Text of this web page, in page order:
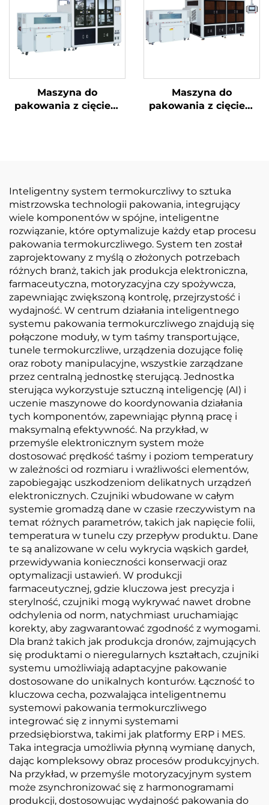
Maszyna do
pakowania z cięciem
Maszyna do
pakowania z cięciem
Inteligentny system termokurczliwy to sztuka
mistrzowska technologii pakowania, integrujący
wiele komponentów w spójne, inteligentne
rozwiązanie, które optymalizuje każdy etap procesu
pakowania termokurczliwego. System ten został
zaprojektowany z myślą o złożonych potrzebach
różnych branż, takich jak produkcja elektroniczna,
farmaceutyczna, motoryzacyjna czy spożywcza,
zapewniając zwiększoną kontrolę, przejrzystość i
wydajność. W centrum działania inteligentnego
systemu pakowania termokurczliwego znajdują się
połączone moduły, w tym taśmy transportujące,
tunele termokurczliwe, urządzenia dozujące folię
oraz roboty manipulacyjne, wszystkie zarządzane
przez centralną jednostkę sterującą. Jednostka
sterująca wykorzystuje sztuczną inteligencję (AI) i
uczenie maszynowe do koordynowania działania
tych komponentów, zapewniając płynną pracę i
maksymalną efektywność. Na przykład, w
przemyśle elektronicznym system może
dostosować prędkość taśmy i poziom temperatury
w zależności od rozmiaru i wrażliwości elementów,
zapobiegając uszkodzeniom delikatnych urządzeń
elektronicznych. Czujniki wbudowane w całym
systemie gromadzą dane w czasie rzeczywistym na
temat różnych parametrów, takich jak napięcie folii,
temperatura w tunelu czy przepływ produktu. Dane
te są analizowane w celu wykrycia wąskich gardeł,
przewidywania konieczności konserwacji oraz
optymalizacji ustawień. W produkcji
farmaceutycznej, gdzie kluczowa jest precyzja i
sterylność, czujniki mogą wykrywać nawet drobne
odchylenia od norm, natychmiast uruchamiając
korekty, aby zagwarantować zgodność z wymogami.
Dla branż takich jak produkcja dronów, zajmujących
się produktami o nieregularnych kształtach, czujniki
systemu umożliwiają adaptacyjne pakowanie
dostosowane do unikalnych konturów. Łączność to
kluczowa cecha, pozwalająca inteligentnemu
systemowi pakowania termokurczliwego
integrować się z innymi systemami
przedsiębiorstwa, takimi jak platformy ERP i MES.
Taka integracja umożliwia płynną wymianę danych,
dając kompleksowy obraz procesów produkcyjnych.
Na przykład, w przemyśle motoryzacyjnym system
może zsynchronizować się z harmonogramami
produkcji, dostosowując wydajność pakowania do